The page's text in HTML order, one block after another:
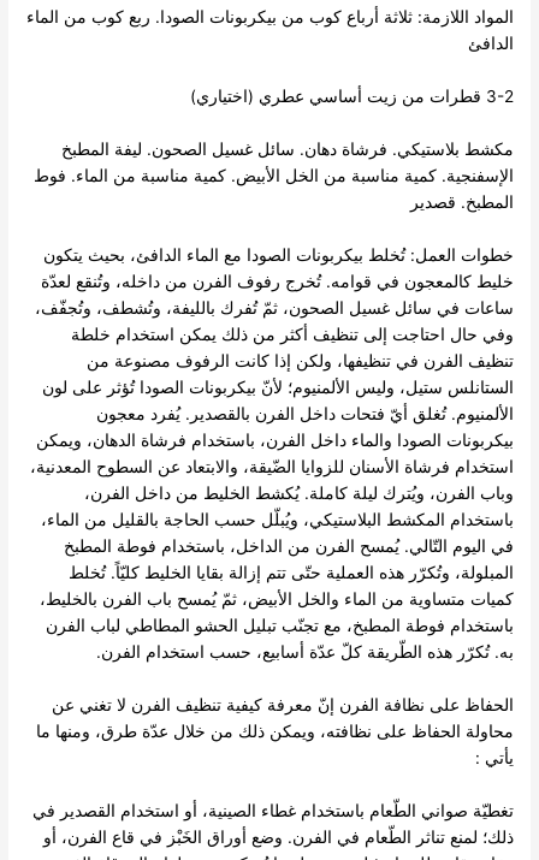
المواد اللازمة: ثلاثة أرباع كوب من بيكربونات الصودا. ربع كوب من الماء
الدافئ
3-2 قطرات من زيت أساسي عطري (اختياري)
مكشط بلاستيكي. فرشاة دهان. سائل غسيل الصحون. ليفة المطبخ
الإسفنجية. كمية مناسبة من الخل الأبيض. كمية مناسبة من الماء. فوط
المطبخ. قصدير
خطوات العمل: تُخلط بيكربونات الصودا مع الماء الدافئ، بحيث يتكون
خليط كالمعجون في قوامه. تُخرج رفوف الفرن من داخله، وتُنقع لعدّة
ساعات في سائل غسيل الصحون، ثمّ تُفرك بالليفة، وتُشطف، وتُجفّف،
وفي حال احتاجت إلى تنظيف أكثر من ذلك يمكن استخدام خلطة
تنظيف الفرن في تنظيفها، ولكن إذا كانت الرفوف مصنوعة من
الستانلس ستيل، وليس الألمنيوم؛ لأنّ بيكربونات الصودا تُؤثر على لون
الألمنيوم. تُغلق أيّ فتحات داخل الفرن بالقصدير. يُفرد معجون
بيكربونات الصودا والماء داخل الفرن، باستخدام فرشاة الدهان، ويمكن
استخدام فرشاة الأسنان للزوايا الضّيقة، والابتعاد عن السطوح المعدنية،
وباب الفرن، ويُترك ليلة كاملة. يُكشط الخليط من داخل الفرن،
باستخدام المكشط البلاستيكي، ويُبلّل حسب الحاجة بالقليل من الماء،
في اليوم التّالي. يُمسح الفرن من الداخل، باستخدام فوطة المطبخ
المبلولة، وتُكرّر هذه العملية حتّى تتم إزالة بقايا الخليط كليّاً. تُخلط
كميات متساوية من الماء والخل الأبيض، ثمّ يُمسح باب الفرن بالخليط،
باستخدام فوطة المطبخ، مع تجنّب تبليل الحشو المطاطي لباب الفرن
به. تُكرّر هذه الطّريقة كلّ عدّة أسابيع، حسب استخدام الفرن.
الحفاظ على نظافة الفرن إنّ معرفة كيفية تنظيف الفرن لا تغني عن
محاولة الحفاظ على نظافته، ويمكن ذلك من خلال عدّة طرق، ومنها ما
يأتي :
تغطيّة صواني الطّعام باستخدام غطاء الصينية، أو استخدام القصدير في
ذلك؛ لمنع تناثر الطّعام في الفرن. وضع أوراق الخَبْز في قاع الفرن، أو